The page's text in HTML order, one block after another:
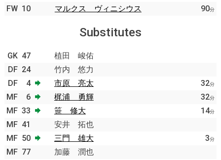
FW 10 マルクス ヴィニシウス 90分
Substitutes
GK 47
植田 峻佑
DF 24
竹内 悠力
DF
4 市原 亮太 32分
MF 6 梶浦 勇輝 32分
MF 33 笹 修大 14分
MF 41
安井 拓也
MF 50 三門 雄大 3分
MF 77
加藤 潤也